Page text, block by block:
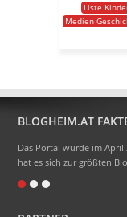
Liste
Medien
BLOGHEIM.AT
Das Portal wurde im April
hat es sich zur größten